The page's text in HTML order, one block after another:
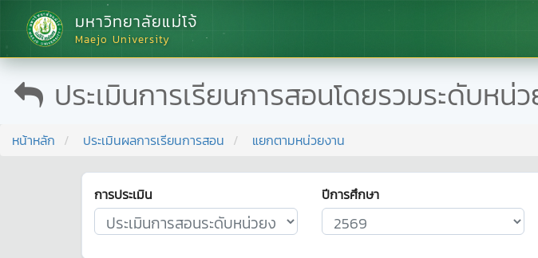
มหาวิทยาลัยแม่โจ้
Maejo University
ประเมินการเรียนการสอนโดยรวมระดับหน่
หน้าหลัก ประเมินผลการเรียนการสอน แยกตามหน่วยงาน
การประเมิน ปีการศึกษา